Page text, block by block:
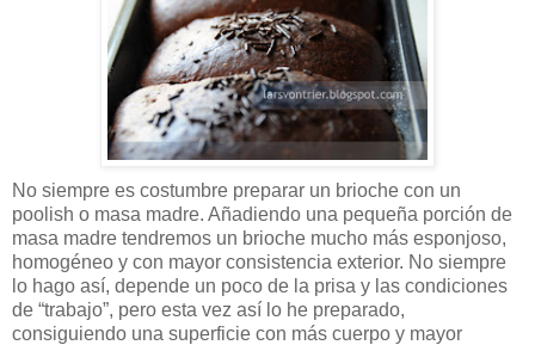
No siempre es costumbre preparar un brioche con un
poolish o masa madre. Añadiendo una pequeña porción de
masa madre tendremos un brioche mucho más esponjoso,
homogéneo y con mayor consistencia exterior. No siempre
lo hago así, depende un poco de la prisa y las condiciones
de “trabajo”, pero esta vez así lo he preparado,
consiguiendo una superficie con más cuerpo y mayor